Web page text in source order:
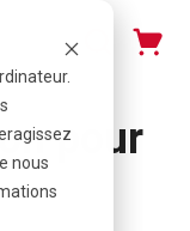
nous pour